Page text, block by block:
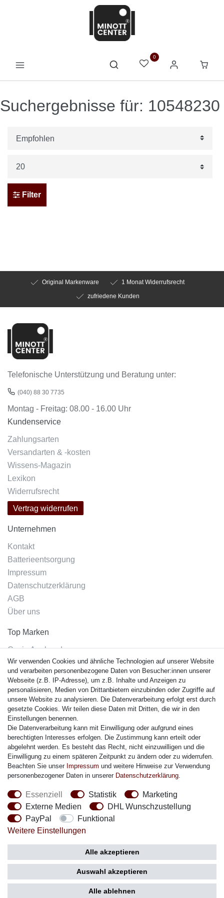
0
Suchergebnisse für: 10548230
Filter
Original Markenware
1 Monat Widerrufsrecht
zufriedene Kunden
Telefonische Unterstützung und Beratung unter:
(040) 88 30 7735
Montag - Freitag: 08.00 - 16.00 Uhr
Kundenservice
Zahlungsarten
Versandarten & -kosten
Wissens-Magazin
Lexikon
Widerrufsrecht
Vertrag widerrufen
Unternehmen
Kontakt
Batterieentsorgung
Impressum
Datenschutzerklärung
AGB
Über uns
Top Marken
Casio Armband
Festina Armband
Citizen Armband
M. Lacroix Armband
J. Lemans Armband
Uhrenarmbänder - Alle
Sicherheit
Social Media
Zahlung
Wir verwenden Cookies und ähnliche Technologien auf unserer Website
und verarbeiten personenbezogene Daten von Besucher:innen unserer
Webseite (z.B. IP-Adresse), um z.B. Inhalte und Anzeigen zu
personalisieren, Medien von Drittanbietern einzubinden oder Zugriffe auf
unsere Website zu analysieren. Die Datenverarbeitung erfolgt erst durch
gesetzte Cookies. Wir teilen diese Daten mit Dritten, die wir in den
Einstellungen benennen.
Die Datenverarbeitung kann mit Einwilligung oder aufgrund eines
berechtigten Interesses erfolgen. Die Zustimmung kann erteilt oder
abgelehnt werden. Es besteht das Recht, nicht einzuwilligen und die
Einwilligung zu einem späteren Zeitpunkt zu ändern oder zu widerrufen.
Beachten Sie unser Impressum und weitere Hinweise zur Verwendung
personenbezogener Daten in unserer Daten­schutz­erklärung
Essenziell Statistik
Marketing
Externe Medien
DHL Wunschzustellung
PayPal
Funktional
Weitere Einstellungen
Alle akzeptieren
Auswahl akzeptieren
Alle ablehnen